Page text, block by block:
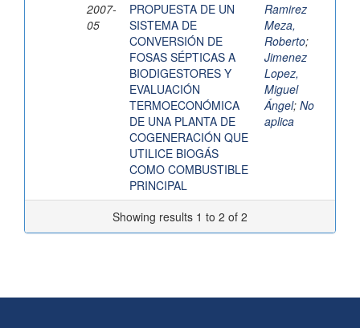
2007-
05
PROPUESTA DE UN
SISTEMA DE
CONVERSIÓN DE
FOSAS SÉPTICAS A
BIODIGESTORES Y
EVALUACIÓN
TERMOECONÓMICA
DE UNA PLANTA DE
COGENERACIÓN QUE
UTILICE BIOGÁS
COMO COMBUSTIBLE
PRINCIPAL
Ramirez
Meza,
Roberto;
Jimenez
Lopez,
Miguel
Ángel; No
aplica
Showing results 1 to 2 of 2